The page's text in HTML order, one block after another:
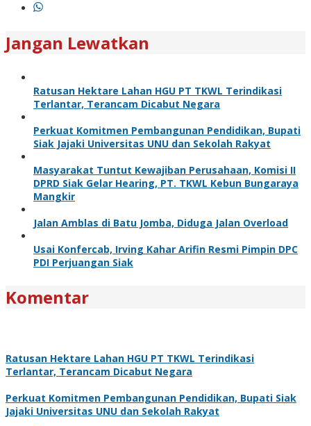
Jangan Lewatkan
Ratusan Hektare Lahan HGU PT TKWL Terindikasi
Terlantar, Terancam Dicabut Negara
Perkuat Komitmen Pembangunan Pendidikan, Bupati
Siak Jajaki Universitas UNU dan Sekolah Rakyat
Masyarakat Tuntut Kewajiban Perusahaan, Komisi II
DPRD Siak Gelar Hearing, PT. TKWL Kebun Bungaraya
Mangkir
Jalan Amblas di Batu Jomba, Diduga Jalan Overload
Usai Konfercab, Irving Kahar Arifin Resmi Pimpin DPC
PDI Perjuangan Siak
Komentar
Ratusan Hektare Lahan HGU PT TKWL Terindikasi
Terlantar, Terancam Dicabut Negara
Perkuat Komitmen Pembangunan Pendidikan, Bupati Siak
Jajaki Universitas UNU dan Sekolah Rakyat